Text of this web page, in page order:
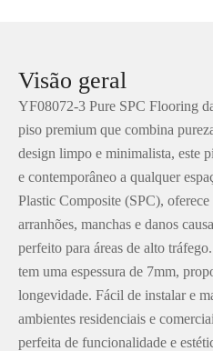
Visão geral
YF08072-3 Pure SPC Flooring
piso premium que combina
design limpo e minimalista, este
e contemporâneo a qualquer
Plastic Composite (SPC),
arranhões, manchas e danos
perfeito para áreas de alto
tem uma espessura de 7mm,
longevidade. Fácil de instalar e
ambientes residenciais e
perfeita de funcionalidade e